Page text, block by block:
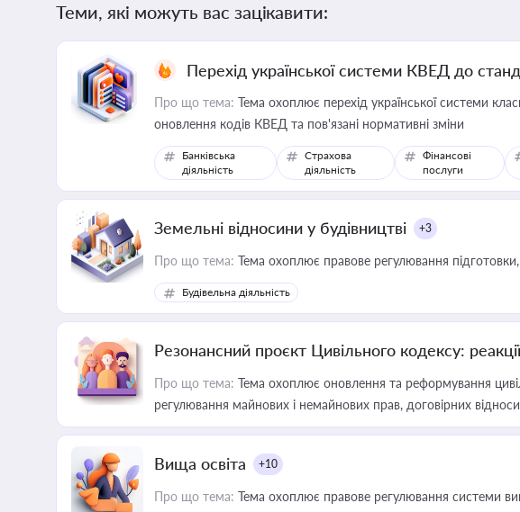
Теми, які можуть вас зацікавити:
Перехід української системи КВЕД до
Про що тема: Тема охоплює перехід української системи
оновлення кодів КВЕД та пов'язані нормативні зміни
Банківська
діяльність
Страхова
діяльність
Фінансові
послуги
Земельні відносини у будівництві +3
Про що тема: Тема охоплює правове регулювання підготовки,
Будівельна діяльність
Резонансний проєкт Цивільного кодексу:
Про що тема: Тема охоплює оновлення та реформування
регулювання майнових і немайнових прав, договірних
Вища освіта +10
Про що тема: Тема охоплює правове регулювання системи